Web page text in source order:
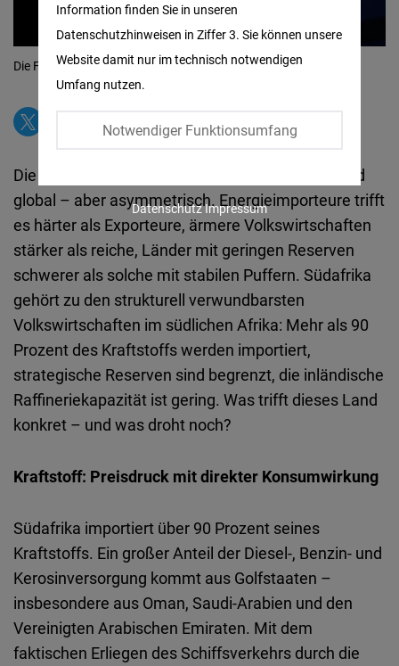
Die Flaggen des Iran und Südafrikas© Shutterstock
Die wirtschaftlichen Folgen der Hormus-Krise sind
global – aber asymmetrisch. Energieimporteure trifft
es härter als Exporteure, ärmere Volkswirtschaften
stärker als reiche, Länder mit geringen Reserven
schwerer als solche mit stabilen Puffern. Südafrika
gehört zu den strukturell verwundbarsten
Volkswirtschaften im südlichen Afrika: Mehr als 90
Prozent des Kraftstoffs werden importiert,
strategische Reserven sind begrenzt, die inländische
Raffineriekapazität ist gering. Was trifft dieses Land
konkret – und was droht noch?
Kraftstoff: Preisdruck mit direkter Konsumwirkung
Südafrika importiert über 90 Prozent seines
Kraftstoffs. Ein großer Anteil der Diesel-, Benzin- und
Kerosinversorgung kommt aus Golfstaaten –
insbesondere aus Oman, Saudi-Arabien und den
Vereinigten Arabischen Emiraten. Mit dem
faktischen Erliegen des Schiffsverkehrs durch die
Information finden Sie in unseren
Datenschutzhinweisen in Ziffer 3. Sie können unsere
Website damit nur im technisch notwendigen
Umfang nutzen.
Notwendiger Funktionsumfang
Twitter
Embed
Instagram
Embed
Google
Maps
Embed
Cloudinary
Flickr
Embed
Newsletter2go
Podigee
Embed
D.Vinci
Embed
Datenschutz Impressum